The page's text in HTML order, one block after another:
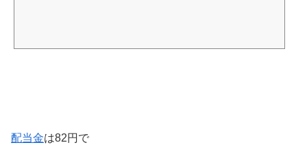
配当金は82円で